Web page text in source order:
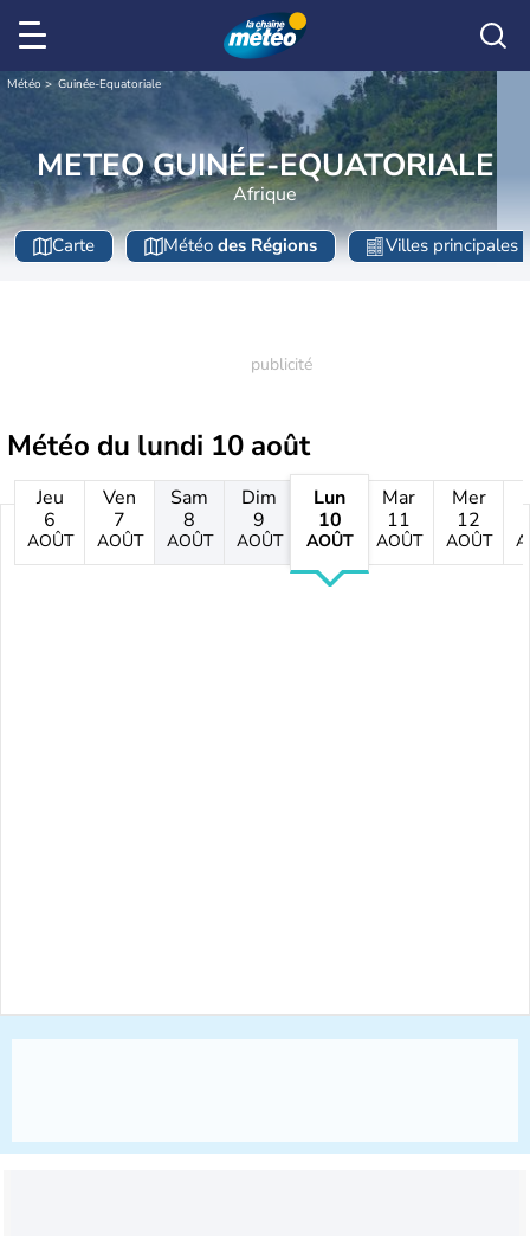
Météo Guinée-Equatoriale
METEO GUINÉE-EQUATORIALE
Afrique
Carte Météo des Régions Villes principales
Météo du lundi 10 août
Jeu
6
AOÛT
Ven
7
AOÛT
Sam
8
AOÛT
Dim
9
AOÛT
Lun
10
AOÛT
Mar
11
AOÛT
Mer
12
AOÛT